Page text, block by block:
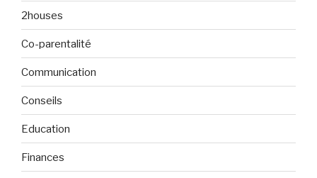
2houses
Co-parentalité
Communication
Conseils
Education
Finances